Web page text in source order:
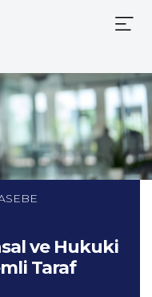
Mobile
ve Hukuki
Taraf